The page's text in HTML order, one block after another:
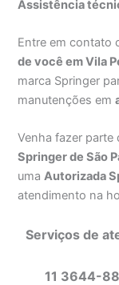
Assistência
Entre em contato
de você em Vila
marca Springer
manutenções em
Venha fazer parte
Springer de São
umaAutorizada
atendimento na
Serviços de
11 3644-